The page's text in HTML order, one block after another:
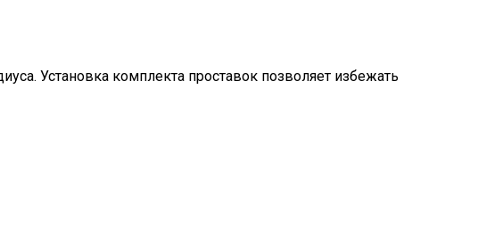
Установка комплекта проставок позволяет избежать